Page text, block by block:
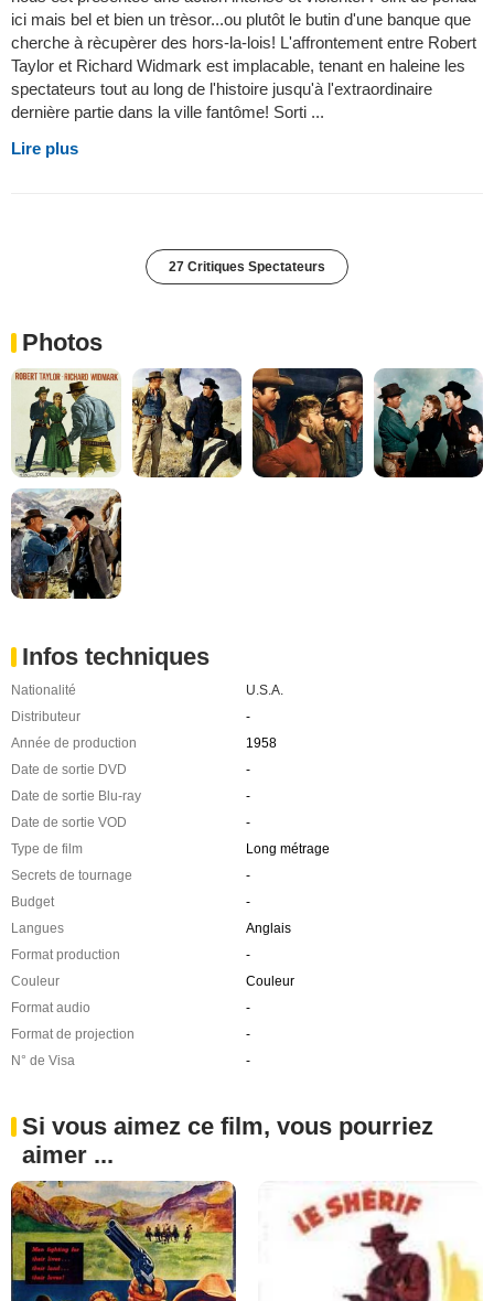
ici mais bel et bien un trèsor...ou plutôt le butin d'une banque que
cherche à rècupèrer des hors-la-lois! L'affrontement entre Robert
Taylor et Richard Widmark est implacable, tenant en haleine les
spectateurs tout au long de l'histoire jusqu'à l'extraordinaire
dernière partie dans la ville fantôme! Sorti ...
Lire plus
27 Critiques Spectateurs
Photos
Infos techniques
Nationalité
U.S.A.
Distributeur
-
Année de production
1958
Date de sortie DVD
-
Date de sortie Blu-ray
-
Date de sortie VOD
-
Type de film
Long métrage
Secrets de tournage
-
Budget
-
Langues
Anglais
Format production
-
Couleur
Couleur
Format audio
-
Format de projection
-
N° de Visa
-
Si vous aimez ce film, vous pourriez
aimer ...